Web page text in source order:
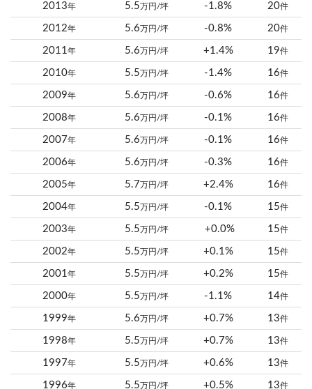
2013年 5.5 万円/坪 -1.8% 20件
2012年 5.6 万円/坪 -0.8% 20件
2011年 5.6 万円/坪 +1.4% 19件
2010年 5.5 万円/坪 -1.4% 16件
2009年 5.6 万円/坪 -0.6% 16件
2008年 5.6 万円/坪 -0.1% 16件
2007年 5.6 万円/坪 -0.1% 16件
2006年 5.6 万円/坪 -0.3% 16件
2005年 5.7 万円/坪 +2.4% 16件
2004年 5.5 万円/坪 -0.1% 15件
2003年 5.5 万円/坪 +0.0% 15件
2002年 5.5 万円/坪 +0.1% 15件
2001年 5.5 万円/坪 +0.2% 15件
2000年 5.5 万円/坪 -1.1% 14件
1999年 5.6 万円/坪 +0.7% 13件
1998年 5.5 万円/坪 +0.7% 13件
1997年 5.5 万円/坪 +0.6% 13件
1996年 5.5 万円/坪 +0.5% 13件